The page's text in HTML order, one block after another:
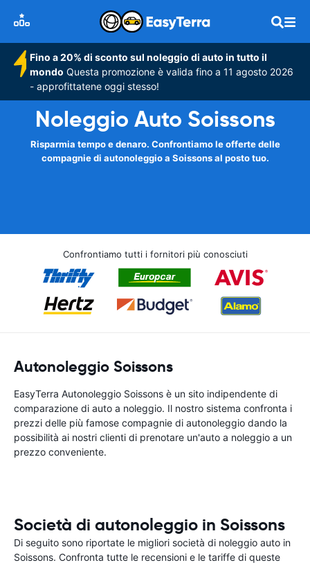
Fino a 20% di sconto sul noleggio di auto in tutto il
mondo Questa promozione è valida fino a 11 agosto 2026
- approfittatene oggi stesso!
Noleggio Auto Soissons
Risparmia tempo e denaro. Confrontiamo le offerte delle
compagnie di autonoleggio a Soissons al posto tuo.
Confrontiamo tutti i fornitori più conosciuti
Autonoleggio Soissons
EasyTerra Autonoleggio Soissons è un sito indipendente di
comparazione di auto a noleggio. Il nostro sistema confronta i
prezzi delle più famose compagnie di autonoleggio dando la
possibilità ai nostri clienti di prenotare un'auto a noleggio a un
prezzo conveniente.
Società di autonoleggio in Soissons
Di seguito sono riportate le migliori società di noleggio auto in
Soissons. Confronta tutte le recensioni e le tariffe di queste